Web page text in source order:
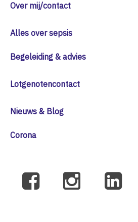
Over mij/contact
Alles over sepsis
Begeleiding & advies
Lotgenotencontact
Nieuws & Blog
Corona